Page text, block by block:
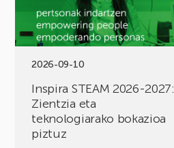
2026-09-10
Inspira STEAM 2026-2027:
Zientzia eta
teknologiarako bokazioa
piztuz
Zientzia
eta
teknologiarako
bokazioa